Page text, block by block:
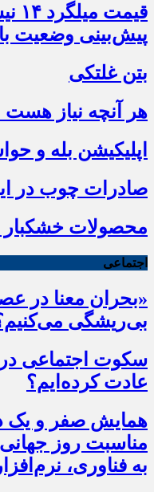
پیش‌بینی وضعیت
بتن غلتکی
هر آنچه نیاز هست
اپلیکیشن بله و
صادرات چوب در
محصولات خشکبار
اجتماعی
«بحران معنا در
بی‌ریشگی
سکوت اجتماعی در
عادت کرده‌ایم؟
همایش صفر و یک
مناسبت روز
به فناوری،